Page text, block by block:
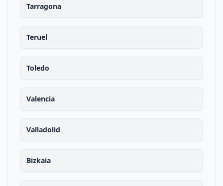
Tarragona
Teruel
Toledo
Valencia
Valladolid
Bizkaia